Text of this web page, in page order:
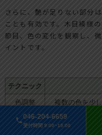
046-204-6659
受付時間 9:00~18:00
さらに、艶が足りない部分
ことも有効です。木目模様
節目、色の変化を観察し、
イントです。
テクニック
色調整 複数の色を少
木目再現 既存柄を観